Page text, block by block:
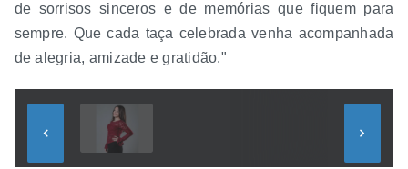
de sorrisos sinceros e de memórias que fiquem para
sempre. Que cada taça celebrada venha acompanhada
de alegria, amizade e gratidão."
keyboard_arrow_left keyboard_arrow_right